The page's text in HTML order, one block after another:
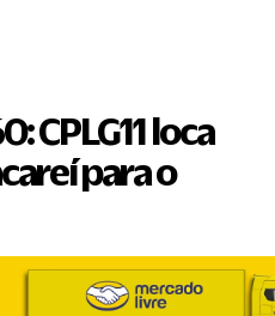
CPLG11 loca
para o